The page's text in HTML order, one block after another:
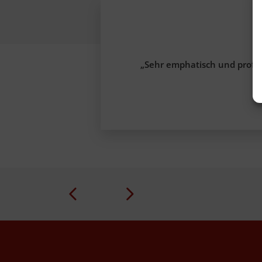
„Sehr emphatisch und
Prev Next